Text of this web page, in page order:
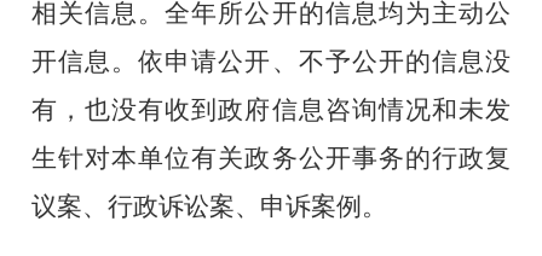
相关信息。全年所公开的信息均为主动公
开信息。依申请公开、不予公开的信息没
有，也没有收到政府信息咨询情况和未发
生针对本单位有关政务公开事务的行政复
议案、行政诉讼案、申诉案例 。